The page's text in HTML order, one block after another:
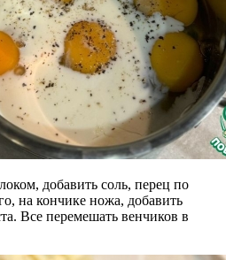
добавить соль, перец по
на кончике ножа, добавить
Все перемешать венчиков в